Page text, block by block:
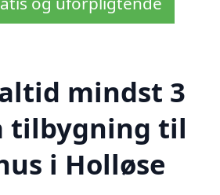
mindst 3
tilbygning til
i Holløse